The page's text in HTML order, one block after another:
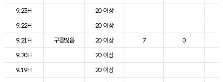
9.23H
20 이상
9.22H
20 이상
9.21H
구름많음 20 이상 7 0
9.20H
20 이상
9.19H
20 이상